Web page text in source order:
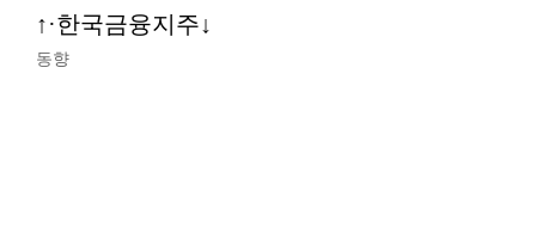
↑·한국금융지주↓
동향